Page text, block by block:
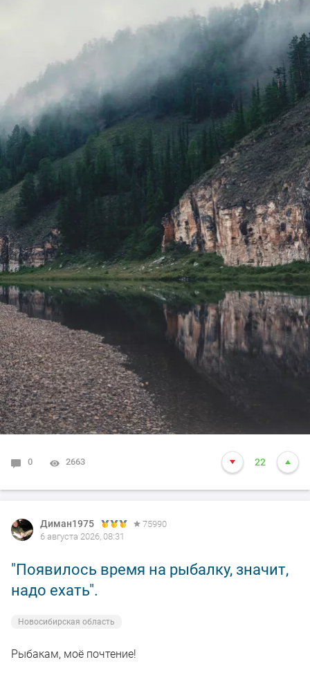
0 2663 22
Диман1975
75990
6 августа 2026, 08:31
"Появилось время на рыбалку, значит,
надо ехать".
Новосибирская область
Рыбакам, моё почтение!